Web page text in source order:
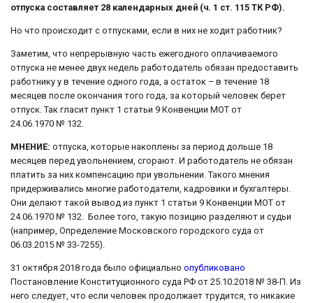
отпуска составляет 28 календарных дней (ч. 1 ст. 115 ТК РФ).
Но что происходит с отпусками, если в них не ходит работник?
Заметим, что непрерывную часть ежегодного оплачиваемого
отпуска не менее двух недель работодатель обязан предоставить
работнику у в течение одного года, а остаток – в течение 18
месяцев после окончания того года, за который человек берет
отпуск. Так гласит пункт 1 статьи 9 Конвенции МОТ от
24.06.1970 № 132.
МНЕНИЕ: отпуска, которые накоплены за период дольше 18
месяцев перед увольнением, сгорают. И работодатель не обязан
платить за них компенсацию при увольнении. Такого мнения
придерживались многие работодатели, кадровики и бухгалтеры.
Они делают такой вывод из пункт 1 статьи 9 Конвенции МОТ от
24.06.1970 № 132. Более того, такую позицию разделяют и судьи
(например, Определение Московского городского суда от
06.03.2015 № 33-7255).
31 октября 2018 года было официально опубликовано
Постановление Конституционного суда РФ от 25.10.2018 № 38-П. Из
него следует, что если человек продолжает трудится, то никакие